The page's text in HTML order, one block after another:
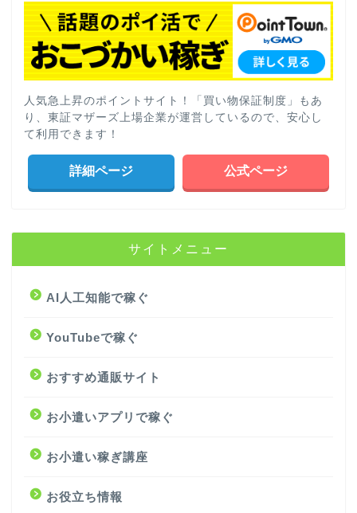
人気急上昇のポイントサイト！「買い物保証制度」もあ
り、東証マザーズ上場企業が運営しているので、安心し
て利用できます！
詳細ページ 公式ページ
サイトメニュー
AI人工知能で稼ぐ
YouTubeで稼ぐ
おすすめ通販サイト
お小遣いアプリで稼ぐ
お小遣い稼ぎ講座
お役立ち情報